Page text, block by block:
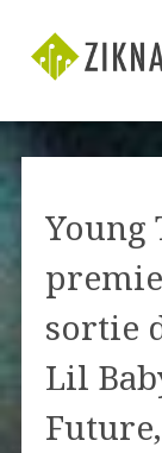
Young
sortie
Lil